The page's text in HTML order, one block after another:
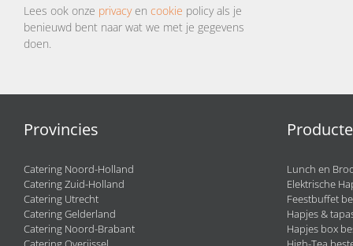
Lees ook onze privacyen cookie policy als je
benieuwd bent naar wat we met je gegevens
doen.
Provincies
Catering Noord-Holland
Catering Zuid-Holland
Catering Utrecht
Catering Gelderland
Catering Noord-Brabant
Lunch en
Elektrische
Feestbuffet
Hapjes &
Hapjes box